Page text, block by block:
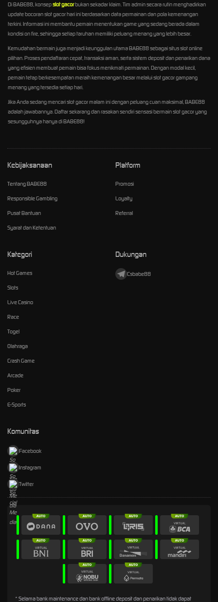
Di BABE88, konsepslot gacorbukan sekadar klaim. Tim admin secara rutin menghadirkan
update bocoran slot gacor hari ini berdasarkan data permainan dan pola kemenangan
terkini. Informasi ini membantu pemain menentukan game yang sedang berada dalam
kondisi on fire, sehingga setiap taruhan memiliki peluang menang yang lebih besar.
Kemudahan bermain juga menjadi keunggulan utama BABE88 sebagai situs slot online
pilihan. Proses pendaftaran cepat, transaksi aman, serta sistem deposit dan penarikan dana
yang efisien membuat pemain bisa fokus menikmati permainan. Dengan modal kecil,
pemain tetap berkesempatan meraih kemenangan besar melalui slot gacor gampang
menang yang tersedia setiap hari.
Jika Anda sedang mencari slot gacor malam ini dengan peluang cuan maksimal, BABE88
adalah jawabannya. Daftar sekarang dan rasakan sendiri sensasi bermain slot gacor yang
sesungguhnya hanya di BABE88!
Kebijaksanaan
Tentang BABE88
Responsible Gambling
Pusat Bantuan
Syarat dan Ketentuan
Platform
Promosi
Loyalty
Referral
Kategori
Hot Games
Slots
Live Casino
Race
Togel
Olahraga
Crash Game
Arcade
Poker
E-Sports
Dukungan
Csbabe88
Komunitas
Facebook
Instagram
Twitter
* Selama bank maintenance dan bank offline deposit dan penarikan tidak dapat